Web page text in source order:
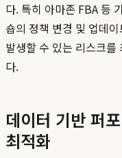
다. 특히 아마존 FBA 등
숍의 정책 변경 및 업데
발생할 수 있는 리스크를
다.
데이터 기반 퍼
최적화